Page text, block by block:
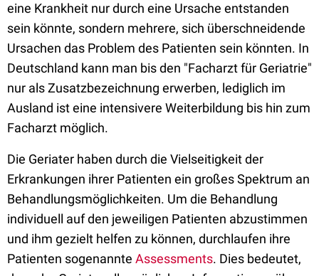
eine Krankheit nur durch eine Ursache entstanden
sein könnte, sondern mehrere, sich überschneidende
Ursachen das Problem des Patienten sein könnten. In
Deutschland kann man bis den "Facharzt für Geriatrie"
nur als Zusatzbezeichnung erwerben, lediglich im
Ausland ist eine intensivere Weiterbildung bis hin zum
Facharzt möglich.
Die Geriater haben durch die Vielseitigkeit der
Erkrankungen ihrer Patienten ein großes Spektrum an
Behandlungsmöglichkeiten. Um die Behandlung
individuell auf den jeweiligen Patienten abzustimmen
und ihm gezielt helfen zu können, durchlaufen ihre
Patienten sogenannte Assessments. Dies bedeutet,